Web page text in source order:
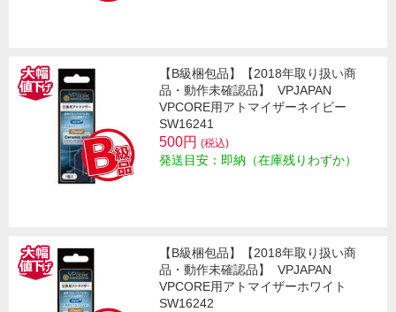
【B級梱包品】【2018年取り扱い商
品・動作未確認品】
VPJAPAN
VPCORE用アトマイザーネイビー
SW16241
500円 (税込)
発送目安：即納（在庫残りわずか）
【B級梱包品】【2018年取り扱い商
品・動作未確認品】
VPJAPAN
VPCORE用アトマイザーホワイト
SW16242